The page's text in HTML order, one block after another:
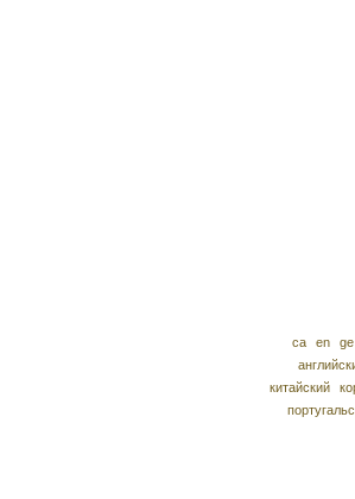
ca en ge
китайский